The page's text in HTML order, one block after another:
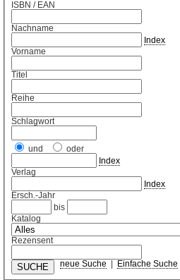
ISBN / EAN
Nachname
Index
Vorname
Titel
Reihe
Schlagwort
und
oder
Index
Verlag
Index
Ersch.-Jahr
bis
Katalog
Rezensent
neue Suche Einfache Suche